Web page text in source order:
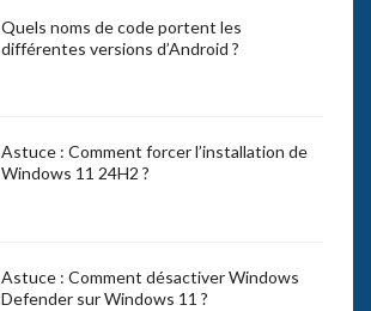
Quels noms de code portent les
différentes versions d’Android ?
Astuce : Comment forcer l’installation de
Windows 11 24H2 ?
Astuce : Comment désactiver Windows
Defender sur Windows 11 ?